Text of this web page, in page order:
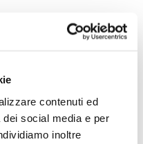
contenuti ed
social media e per
inoltre